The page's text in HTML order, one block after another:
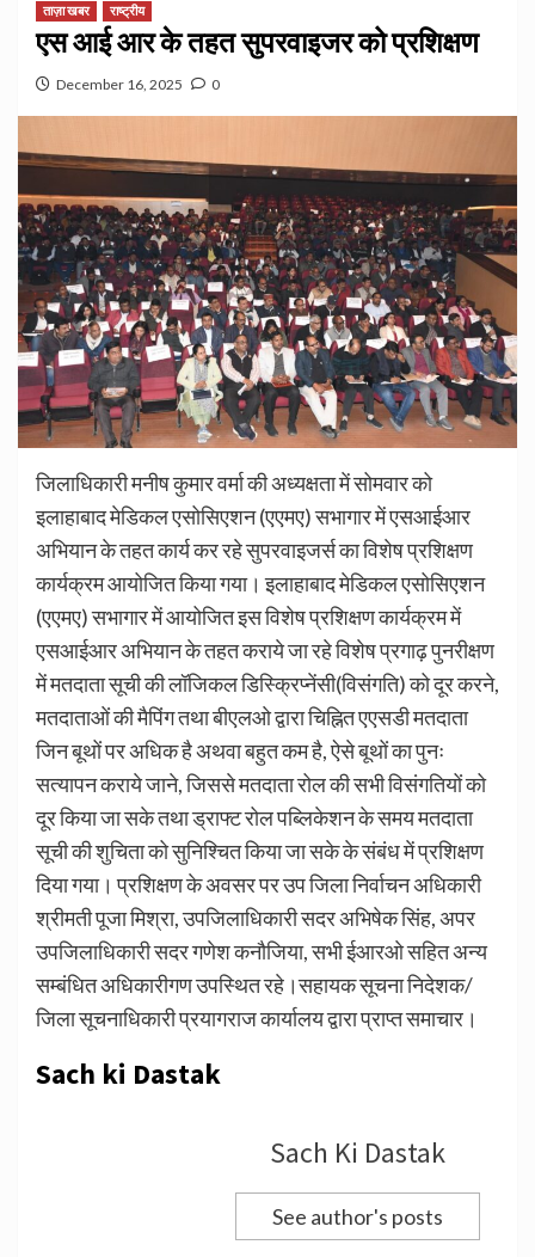
ताज़ा खबर राष्ट्रीय
एस आई आर के तहत सुपरवाइजर को प्रशिक्षण
December 16, 2025 0
जिलाधिकारी मनीष कुमार वर्मा की अध्यक्षता में सोमवार को
इलाहाबाद मेडिकल एसोसिएशन (एएमए) सभागार में एसआईआर
अभियान के तहत कार्य कर रहे सुपरवाइजर्स का विशेष प्रशिक्षण
कार्यक्रम आयोजित किया गया। इलाहाबाद मेडिकल एसोसिएशन
(एएमए) सभागार में आयोजित इस विशेष प्रशिक्षण कार्यक्रम में
एसआईआर अभियान के तहत कराये जा रहे विशेष प्रगाढ़ पुनरीक्षण
में मतदाता सूची की लॉजिकल डिस्क्रिप्नेंसी(विसंगति) को दूर करने,
मतदाताओं की मैपिंग तथा बीएलओ द्वारा चिह्नित एएसडी मतदाता
जिन बूथों पर अधिक है अथवा बहुत कम है, ऐसे बूथों का पुनः
सत्यापन कराये जाने, जिससे मतदाता रोल की सभी विसंगतियों को
दूर किया जा सके तथा ड्राफ्ट रोल पब्लिकेशन के समय मतदाता
सूची की शुचिता को सुनिश्चित किया जा सके के संबंध में प्रशिक्षण
दिया गया। प्रशिक्षण के अवसर पर उप जिला निर्वाचन अधिकारी
श्रीमती पूजा मिश्रा, उपजिलाधिकारी सदर अभिषेक सिंह, अपर
उपजिलाधिकारी सदर गणेश कनौजिया, सभी ईआरओ सहित अन्य
सम्बंधित अधिकारीगण उपस्थित रहे।सहायक सूचना निदेशक/
जिला सूचनाधिकारी प्रयागराज कार्यालय द्वारा प्राप्त समाचार।
Sach ki Dastak
Sach Ki Dastak
See author's posts